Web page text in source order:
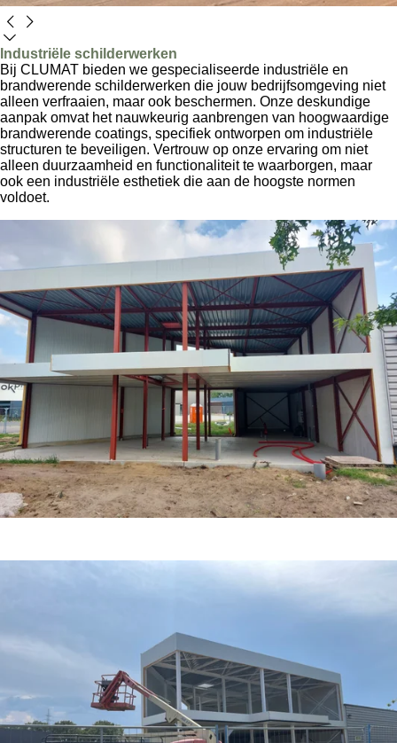
Industriële schilderwerken
Bij CLUMAT bieden we gespecialiseerde industriële en
brandwerende schilderwerken die jouw bedrijfsomgeving niet
alleen verfraaien, maar ook beschermen. Onze deskundige
aanpak omvat het nauwkeurig aanbrengen van hoogwaardige
brandwerende coatings, specifiek ontworpen om industriële
structuren te beveiligen. Vertrouw op onze ervaring om niet
alleen duurzaamheid en functionaliteit te waarborgen, maar
ook een industriële esthetiek die aan de hoogste normen
voldoet.